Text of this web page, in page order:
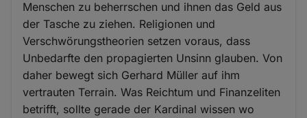
Menschen zu beherrschen und ihnen das Geld aus
der Tasche zu ziehen. Religionen und
Verschwörungstheorien setzen voraus, dass
Unbedarfte den propagierten Unsinn glauben. Von
daher bewegt sich Gerhard Müller auf ihm
vertrauten Terrain. Was Reichtum und Finanzeliten
betrifft, sollte gerade der Kardinal wissen wo